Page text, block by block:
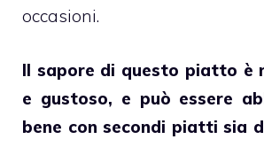
occasioni.
Il sapore di questo piatto è
e gustoso, e può essere
bene con secondi piatti sia